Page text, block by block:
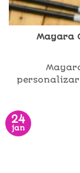
Mayara
24
jan